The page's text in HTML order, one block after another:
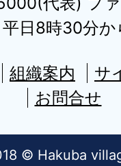
日8時30分か
組織案内
サ
お問合せ
© Hakuba